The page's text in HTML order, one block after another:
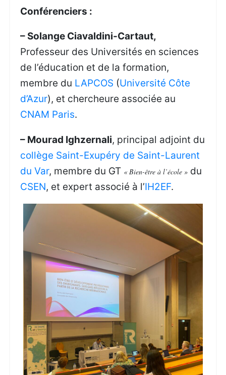
Conférenciers :
– Solange Ciavaldini-Cartaut,
Professeur des Universités en sciences
de l’éducation et de la formation,
membre du LAPCOS (Université Côte
d’Azur), et chercheure associée au
CNAM Paris.
– Mourad Ighzernali, principal adjoint du
collège Saint-Exupéry de Saint-Laurent
du Var, membre du GT « Bien-être à l’école » du
CSEN, et expert associé à l’IH2EF.